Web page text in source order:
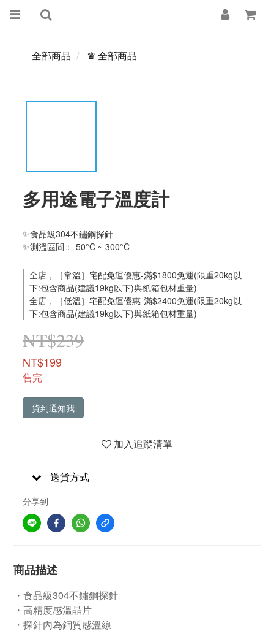
全部商品 ♛ 全部商品
多用途電子溫度計
✨食品級304不鏽鋼探針
✨測溫區間：-50°C ~ 300°C
全店，［常溫］宅配免運優惠-滿$1800免運(限重20kg以
下:包含商品(建議19kg以下)與紙箱包材重量)
全店，［低溫］宅配免運優惠-滿$2400免運(限重20kg以
下:包含商品(建議19kg以下)與紙箱包材重量)
NT$239
NT$199
售完
貨到通知我
加入追蹤清單
送貨方式
分享到
商品描述
・ 食品級304不鏽鋼探針
・高精度感溫晶片
・探針內為銅質感溫線